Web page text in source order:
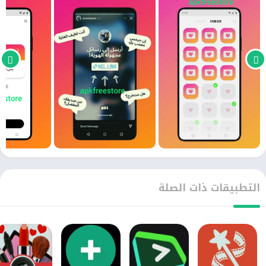
وتقوم بكتابة الرسائل بحرية دون أن يقوم بمعرفتك أي شخص.
كما أن تنزيل NGL Pro مهكر يأتي بواجهة إستخدام سهلة في
التنقل. حتي تتمكن من أن تقوم بمعرفة كل شيئ.
كما يعمل التطبيق أيضا علي توفير الخصوصية العالية لجميع
المستخدمين أثناء إرسال و إستلام الرسائل. لذلك فأن تحميل
تطبيق NGL Pro مهكر يوفر تجربة فريده من نوعها في
التفاعل والتواصل بشكل غير مباشر لتقوم بالتعرف علي وجهات
مهكر يعتبر تطبيق تسائل وجواب تابع لتطبيق انستقرام.
لذلك فأن تنزيل تطبيق NGL Pro مهكر ازداد شهرة كبيرة في
الفترات الأخيرة بين كل مستخدمين منصات التواصل الإجتماعي
التطبيقات ذات الصلة